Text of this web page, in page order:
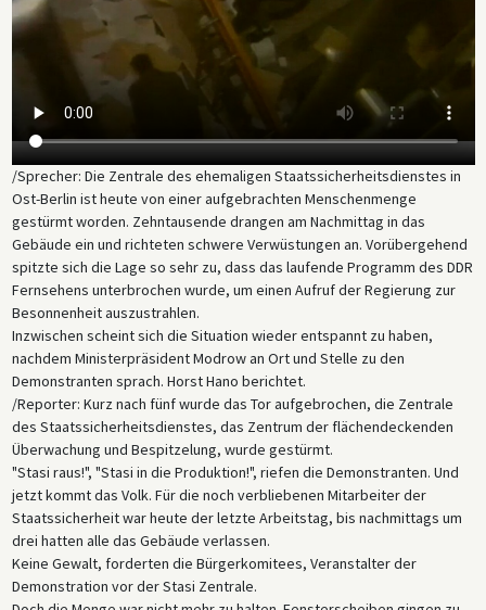
/Sprecher: Die Zentrale des ehemaligen Staatssicherheitsdienstes in
Ost-Berlin ist heute von einer aufgebrachten Menschenmenge
gestürmt worden. Zehntausende drangen am Nachmittag in das
Gebäude ein und richteten schwere Verwüstungen an. Vorübergehend
spitzte sich die Lage so sehr zu, dass das laufende Programm des DDR
Fernsehens unterbrochen wurde, um einen Aufruf der Regierung zur
Besonnenheit auszustrahlen.
Inzwischen scheint sich die Situation wieder entspannt zu haben,
nachdem Ministerpräsident Modrow an Ort und Stelle zu den
Demonstranten sprach. Horst Hano berichtet.
/Reporter: Kurz nach fünf wurde das Tor aufgebrochen, die Zentrale
des Staatssicherheitsdienstes, das Zentrum der flächendeckenden
Überwachung und Bespitzelung, wurde gestürmt.
"Stasi raus!", "Stasi in die Produktion!", riefen die Demonstranten. Und
jetzt kommt das Volk. Für die noch verbliebenen Mitarbeiter der
Staatssicherheit war heute der letzte Arbeitstag, bis nachmittags um
drei hatten alle das Gebäude verlassen.
Keine Gewalt, forderten die Bürgerkomitees, Veranstalter der
Demonstration vor der Stasi Zentrale.